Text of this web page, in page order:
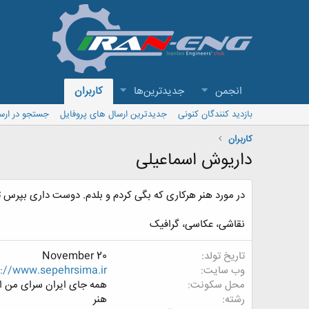
انجمن جدیدترین‌ها کاربران
بازدید کنندگان کنونی جدیدترین ارسال های پروفایل
جستجو در
کاربران
داریوش اسماعیلی
در مورد هنر هرکاری که بگی کردم و بلدم. دوست داری بپرس
نقاشی، عکاسی، گرافیک
تاریخ تولد
November 20
وب سایت
www.sepehrsima.ir
محل سکونت
همه جای ایران سرای
رشته
هنر